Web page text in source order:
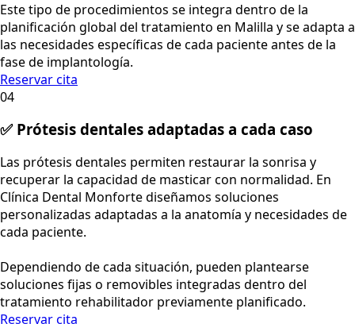
Este tipo de procedimientos se integra dentro de la
planificación global del tratamiento en Malilla y se adapta a
las necesidades específicas de cada paciente antes de la
fase de implantología.
Reservar cita
04
✅ Prótesis dentales adaptadas a cada caso
Las prótesis dentales permiten restaurar la sonrisa y
recuperar la capacidad de masticar con normalidad. En
Clínica Dental Monforte diseñamos soluciones
personalizadas adaptadas a la anatomía y necesidades de
cada paciente.
Dependiendo de cada situación, pueden plantearse
soluciones fijas o removibles integradas dentro del
tratamiento rehabilitador previamente planificado.
Reservar cita